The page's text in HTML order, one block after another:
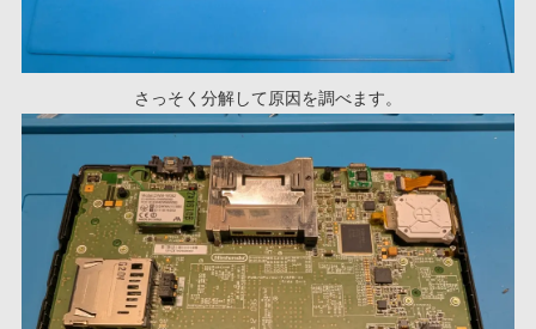
さっそく分解して原因を調べます。